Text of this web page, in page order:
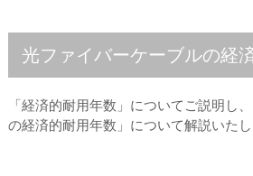
光ファイバーケーブルの経
「経済的耐用年数」についてご説明し
の経済的耐用年数」について解説いたし